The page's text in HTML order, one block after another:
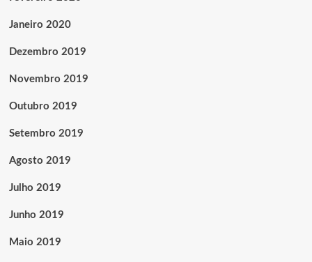
Janeiro 2020
Dezembro 2019
Novembro 2019
Outubro 2019
Setembro 2019
Agosto 2019
Julho 2019
Junho 2019
Maio 2019